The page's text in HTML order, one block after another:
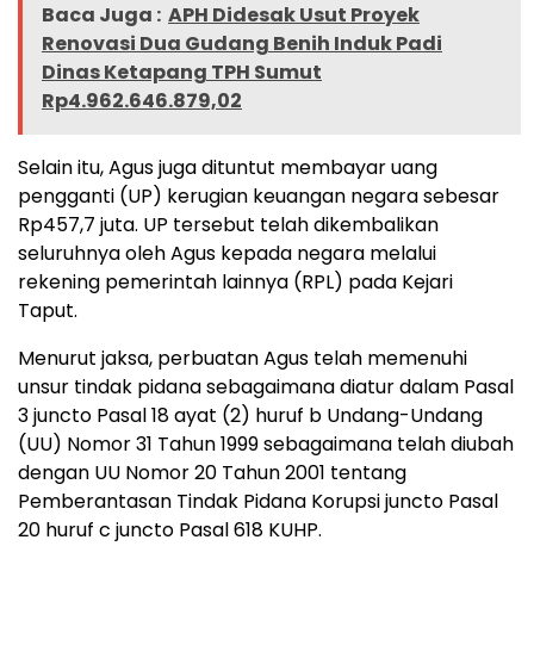
Baca Juga : APH Didesak Usut Proyek
Renovasi Dua Gudang Benih Induk Padi
Dinas Ketapang TPH Sumut
Rp4.962.646.879,02
Selain itu, Agus juga dituntut membayar uang
pengganti (UP) kerugian keuangan negara sebesar
Rp457,7 juta. UP tersebut telah dikembalikan
seluruhnya oleh Agus kepada negara melalui
rekening pemerintah lainnya (RPL) pada Kejari
Taput.
Menurut jaksa, perbuatan Agus telah memenuhi
unsur tindak pidana sebagaimana diatur dalam Pasal
3 juncto Pasal 18 ayat (2) huruf b Undang-Undang
(UU) Nomor 31 Tahun 1999 sebagaimana telah diubah
dengan UU Nomor 20 Tahun 2001 tentang
Pemberantasan Tindak Pidana Korupsi juncto Pasal
20 huruf c juncto Pasal 618 KUHP.